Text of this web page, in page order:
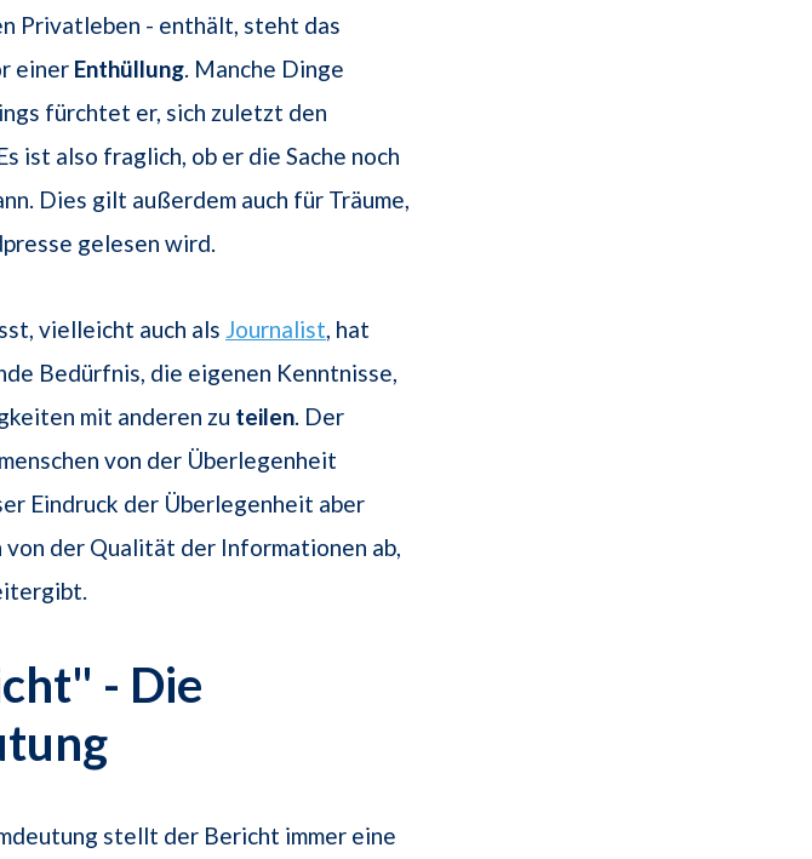
Privatleben - enthält, steht das
einer Enthüllung. Manche Dinge
fürchtet er, sich zuletzt den
ist also fraglich, ob er die Sache noch
Dies gilt außerdem auch für Träume,
gelesen wird.
vielleicht auch als Journalist, hat
Bedürfnis, die eigenen Kenntnisse,
mit anderen zu teilen. Der
von der Überlegenheit
Eindruck der Überlegenheit aber
der Qualität der Informationen ab,
- Die
stellt der Bericht immer eine